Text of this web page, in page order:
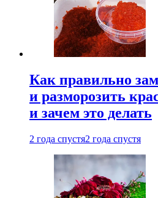
Как правильно
и разморозить
и зачем это делать
2 года спустя2 года спустя